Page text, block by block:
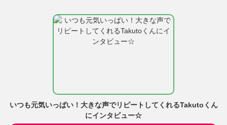
いつも元気いっぱい！大きな声でリピートしてくれるTakutoくん
にインタビュー☆